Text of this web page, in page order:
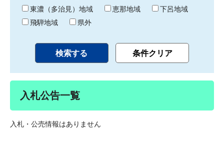
東濃（多治見）地域
恵那地域
下呂地域
飛騨地域
県外
入札公告一覧
入札・公売情報はありません